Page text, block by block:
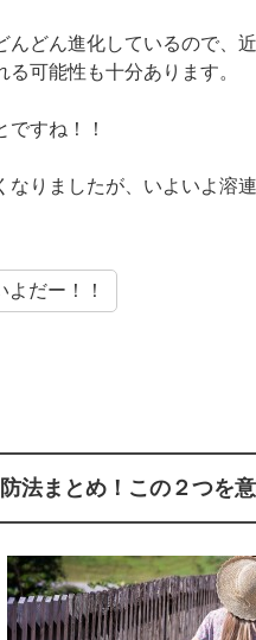
どん進化しているので、
る可能性も十分あります。
ですね！！
なりましたが、いよいよ溶
よだー！！
法まとめ！この２つを意